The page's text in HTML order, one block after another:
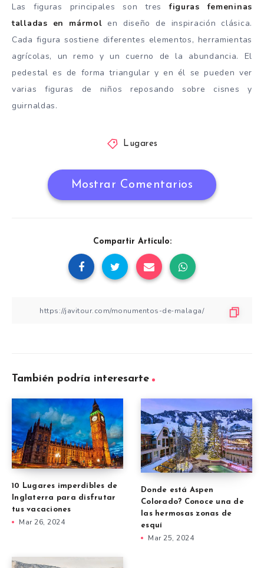
Las figuras principales son tresfiguras femeninas
talladas en mármol en diseño de inspiración clásica.
Cada figura sostiene diferentes elementos, herramientas
agrícolas, un remo y un cuerno de la abundancia. El
pedestal es de forma triangular y en él se pueden ver
varias figuras de niños reposando sobre cisnes y
guirnaldas.
Lugares
Mostrar Comentarios
Compartir Artículo:
También podría interesarte
10 Lugares imperdibles de
Inglaterra para disfrutar
tus vacaciones
Mar 26, 2024
Donde está Aspen
Colorado? Conoce una de
las hermosas zonas de
esquí
Mar 25, 2024